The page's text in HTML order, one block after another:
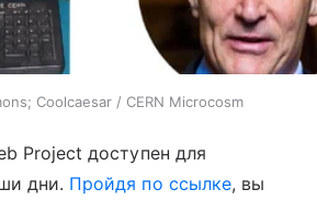
Coolcaesar / CERN Microcosm
Project доступен для
дни. Пройдя по ссылке, вы